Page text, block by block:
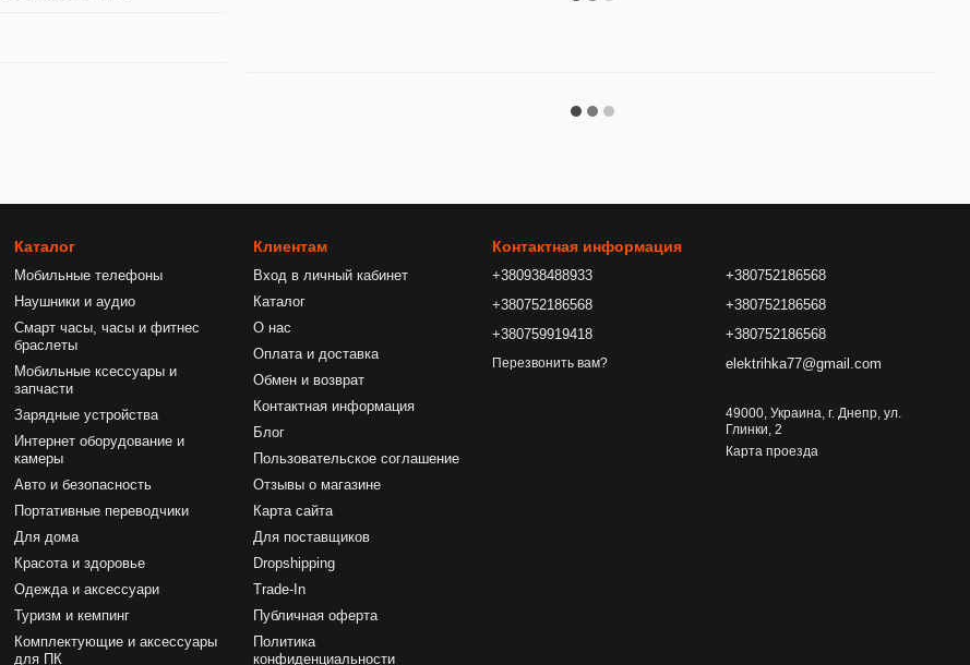
Каталог
Мобильные телефоны
Наушники и аудио
Смарт часы, часы и фитнес
браслеты
Мобильные ксессуары и
запчасти
Зарядные устройства
Интернет оборудование и
камеры
Авто и безопасность
Портативные переводчики
Для дома
Красота и здоровье
Одежда и аксессуари
Туризм и кемпинг
Комплектующие и аксессуары
для ПК
Клиентам
Вход в личный кабинет
Каталог
О нас
Оплата и доставка
Обмен и возврат
Контактная информация
Блог
Пользовательское соглашение
Отзывы о магазине
Карта сайта
Для поставщиков
Dropshipping
Trade-In
Публичная оферта
Политика
конфиденциальности
Контактная информация
+380938488933
+380752186568
+380759919418
Перезвонить вам?
+380752186568
+380752186568
+380752186568
elektrihka77@gmail.com
49000, Украина, г. Днепр, ул.
Глинки, 2
Карта проезда